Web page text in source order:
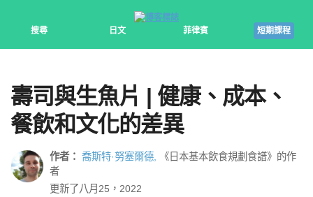
搜尋 日文 菲律賓 短期課程
壽司與生魚片 | 健康、成本、
餐飲和文化的差異
作者： 喬斯特·努塞爾德,
《日本基本飲食規劃食譜》的作
者
更新了八月25，2022